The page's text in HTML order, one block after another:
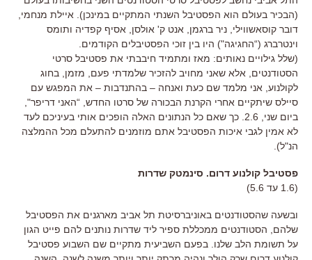
(הבכיר בעולם הוא הפסטיבל השנתי המתקיים במינכן). איילת מנחמי,
דובר קוסאשווילי, ניר ברגמן, אנט ק' אולסן, אסיף קפדיה ותומס
וינטרברג (“החגיגה") היו בין זוכי הפסטיבלים הקודמים.
(שלל גילויים נאותים: מאז ומתמיד חיבבתי את פסטיבל סרטי
הסטודנטים, אלא שאני מחויב להזכיר שלמדתי פעם, מזמן, בחוג
לקולנוע, אני מלמד שם כעת ואנחה – בהתנדבות – את המפגש עם
סיילס שיתקיים אחרי הקרנת הבכורה של סרטו החדש, “האני דריפר",
ביום שני, 2.6. כך שאם כל הנתונים האלה הופכים אותי בעיניכם לעד
לא אמין לגבי איכות הפסטיבל אתם מוזמנים להתעלם מכל ההמלצה
הנ"ל).
פסטיבל קולנוע דרום. סינמטק שדרות
(1.6 עד 5.6)
ובשעה שהסטודנטים באוניברסיטת תל אביב מארגנים את הפסטיבל
שלהם, הסטודנטים ממכללת ספיר ליד שדרות נותנים להם פייט הגון
על תשומת הלב שלנו. בפעם השביעית מתקיים שם השבוע פסטיבל